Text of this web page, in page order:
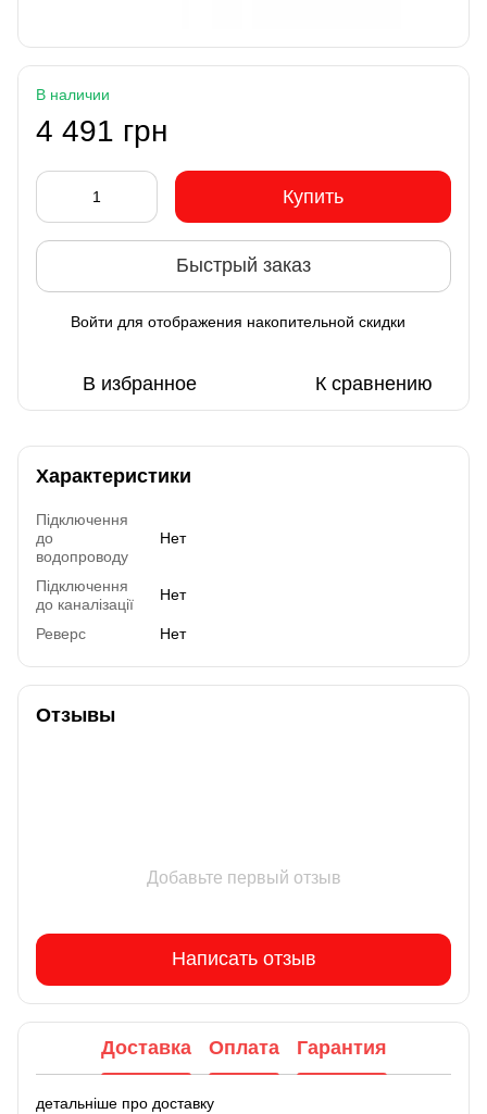
В наличии
4 491 грн
Купить
Быстрый заказ
Войти для отображения накопительной скидки
В избранное К сравнению
Характеристики
Підключення
до
водопроводу
Нет
Підключення
до каналізації
Нет
Реверс Нет
Отзывы
Добавьте первый отзыв
Написать отзыв
Доставка Оплата Гарантия
детальніше про доставку